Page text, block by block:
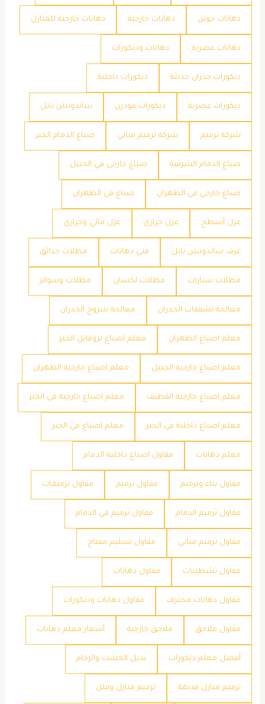
دهانات جوتن دهانات خارجية دهانات خارجية للمنازل
دهانات عصرية دهانات وديكورات
ديكورات جدران حديثة ديكورات داخلية
ديكورات عصرية ديكورات مودرن ساندوتش بانل
شركة ترميم شركة ترميم مباني صباغ الدمام الخبر
صباغ الدمام الشرقية صباغ خارجي في الجبيل
صباغ خارجي في الظهران صباغ في الظهران
عزل أسطح عزل حراري عزل مائي وحراري
غرف ساندوتش بانل فني دهانات مظلات حدائق
مظلات سيارات مظلات لكسان مظلات وسواتر
معالجة تشققات الجدران معالجة شروخ الجدران
معلم اصباغ الظهران معلم اصباغ بروفايل الخبر
معلم اصباغ خارجية الجبيل معلم اصباغ خارجية الظهران
معلم اصباغ خارجية القطيف معلم اصباغ خارجية في الخبر
معلم اصباغ داخلية في الخبر معلم اصباغ في الخبر
معلم دهانات مقاول اصباغ داخلية الدمام
مقاول بناء وترميم مقاول ترميم مقاول ترميمات
مقاول ترميم الدمام مقاول ترميم في الدمام
مقاول ترميم مباني مقاول تسليم مفتاح
مقاول تشطيبات مقاول دهانات
مقاول دهانات محترف مقاول دهانات وديكورات
مقاول ملاحق ملاحق خارجية ​أسعار معلم دهانات
​أفضل معلم ديكورات ​بديل الخشب والرخام
​ترميم منازل قديمة ​ترميم منازل وفلل